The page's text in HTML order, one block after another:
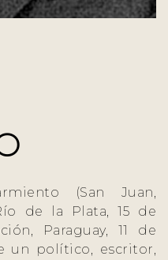
(San Juan,
de la Plata, 15 de
Paraguay, 11 de
un político, escritor,